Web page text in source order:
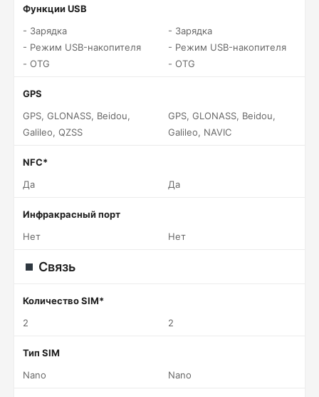
Функции USB
- Зарядка
- Режим USB-накопителя
- OTG
- Зарядка
- Режим USB-накопителя
- OTG
GPS
GPS, GLONASS, Beidou,
Galileo, QZSS
GPS, GLONASS, Beidou,
Galileo, NAVIC
NFC*
Да
Да
Инфракрасный порт
Нет
Нет
Связь
Количество SIM*
2
2
Тип SIM
Nano
Nano